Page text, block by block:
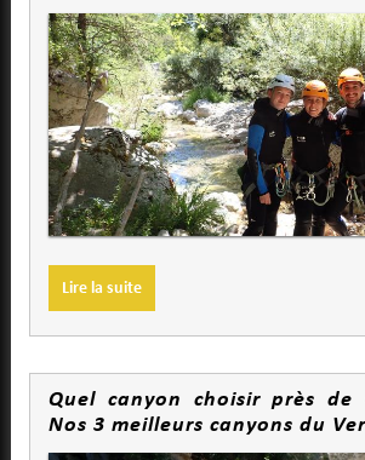
Lire la suite
Quel canyon choisir près de
Nos 3 meilleurs canyons du